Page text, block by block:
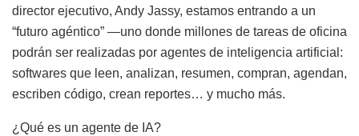
director ejecutivo, Andy Jassy, estamos entrando a un
“futuro agéntico” —uno donde millones de tareas de oficina
podrán ser realizadas por agentes de inteligencia artificial:
softwares que leen, analizan, resumen, compran, agendan,
escriben código, crean reportes… y mucho más.
¿Qué es un agente de IA?